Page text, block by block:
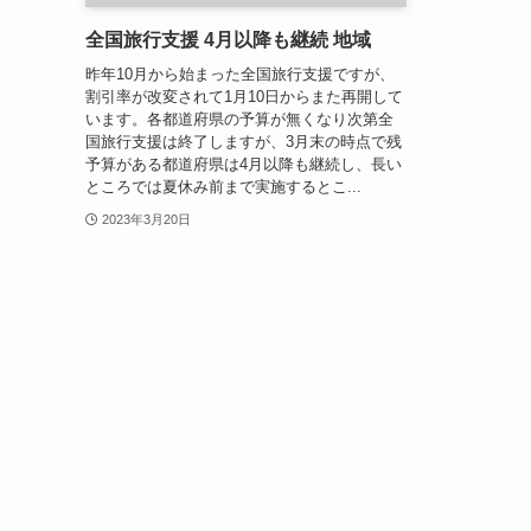
全国旅行支援 4月以降も継続 地域
昨年10月から始まった全国旅行支援ですが、
割引率が改変されて1月10日からまた再開して
います。各都道府県の予算が無くなり次第全
国旅行支援は終了しますが、3月末の時点で残
予算がある都道府県は4月以降も継続し、長い
ところでは夏休み前まで実施するとこ...
2023年3月20日